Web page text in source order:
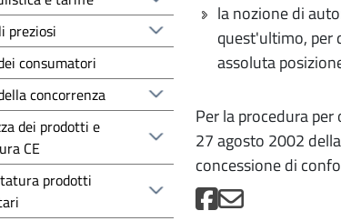
la nozione di
quest'ultimo, per
assoluta
Per la procedura
27 agosto 2002
concessione di
preziosi
consumatori
concorrenza
dei prodotti e
CE
prodotti